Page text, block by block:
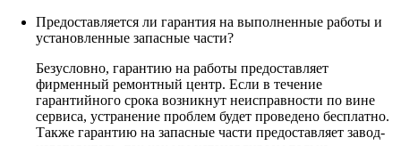
Предоставляется ли гарантия на выполненные работы и
установленные запасные части?
Безусловно, гарантию на работы предоставляет
фирменный ремонтный центр. Если в течение
гарантийного срока возникнут неисправности по вине
сервиса, устранение проблем будет проведено бесплатно.
Также гарантию на запасные части предоставляет завод-